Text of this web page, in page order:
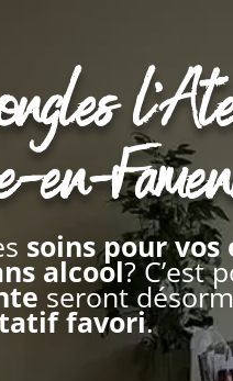
soins pour vos
alcool? C’est
seront
favori.